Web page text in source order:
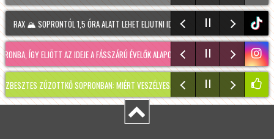
🏔️ SOPRONTÓL 1,5 ÓRA ALATT LEHET ELJUTNI IDE. A TÚRA A PREINER GSCHEID tiktok
ÍGY ELJÖTT AZ IDEJE A FÁSSZÁRÚ ÉVELŐK ALAPOS VISSZAVÁ… RÉGMÚLT KIRAKATA,
ZÚZOTTKŐ SOPRONBAN: MIÉRT VESZÉLYES, HOGYAN KERÜLHETETT IDE, ÉS MIKOR